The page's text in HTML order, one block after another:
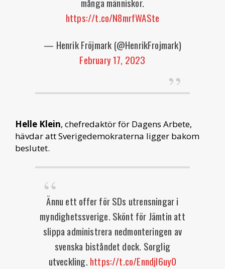
https://t.co/N8mrfWASte
— Henrik Fröjmark (@HenrikFrojmark)
February 17, 2023
Helle Klein, chefredaktör för Dagens Arbete,
hävdar att Sverigedemokraterna ligger bakom
beslutet.
Ännu ett offer för SDs utrensningar i
myndighetssverige. Skönt för Jämtin att
slippa administrera nedmonteringen av
svenska biståndet dock. Sorglig
utveckling. https://t.co/Enndjl6uy0